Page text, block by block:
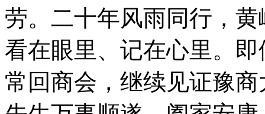
劳。二十年风雨同行，
看在眼里、记在心里。
常回商会，继续见证豫